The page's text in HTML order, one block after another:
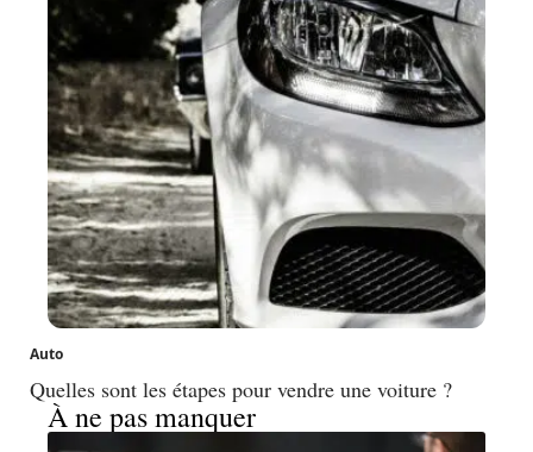
Auto
Quelles sont les étapes pour vendre une voiture ?
À ne pas manquer